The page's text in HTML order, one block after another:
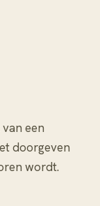
een
doorgeven
wordt.